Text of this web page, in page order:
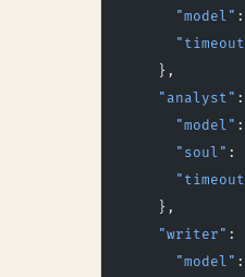
      "model"
:
    },
    "analyst"
      "model"
:
      "soul"
:
    },
    "writer"
:
      "model"
: